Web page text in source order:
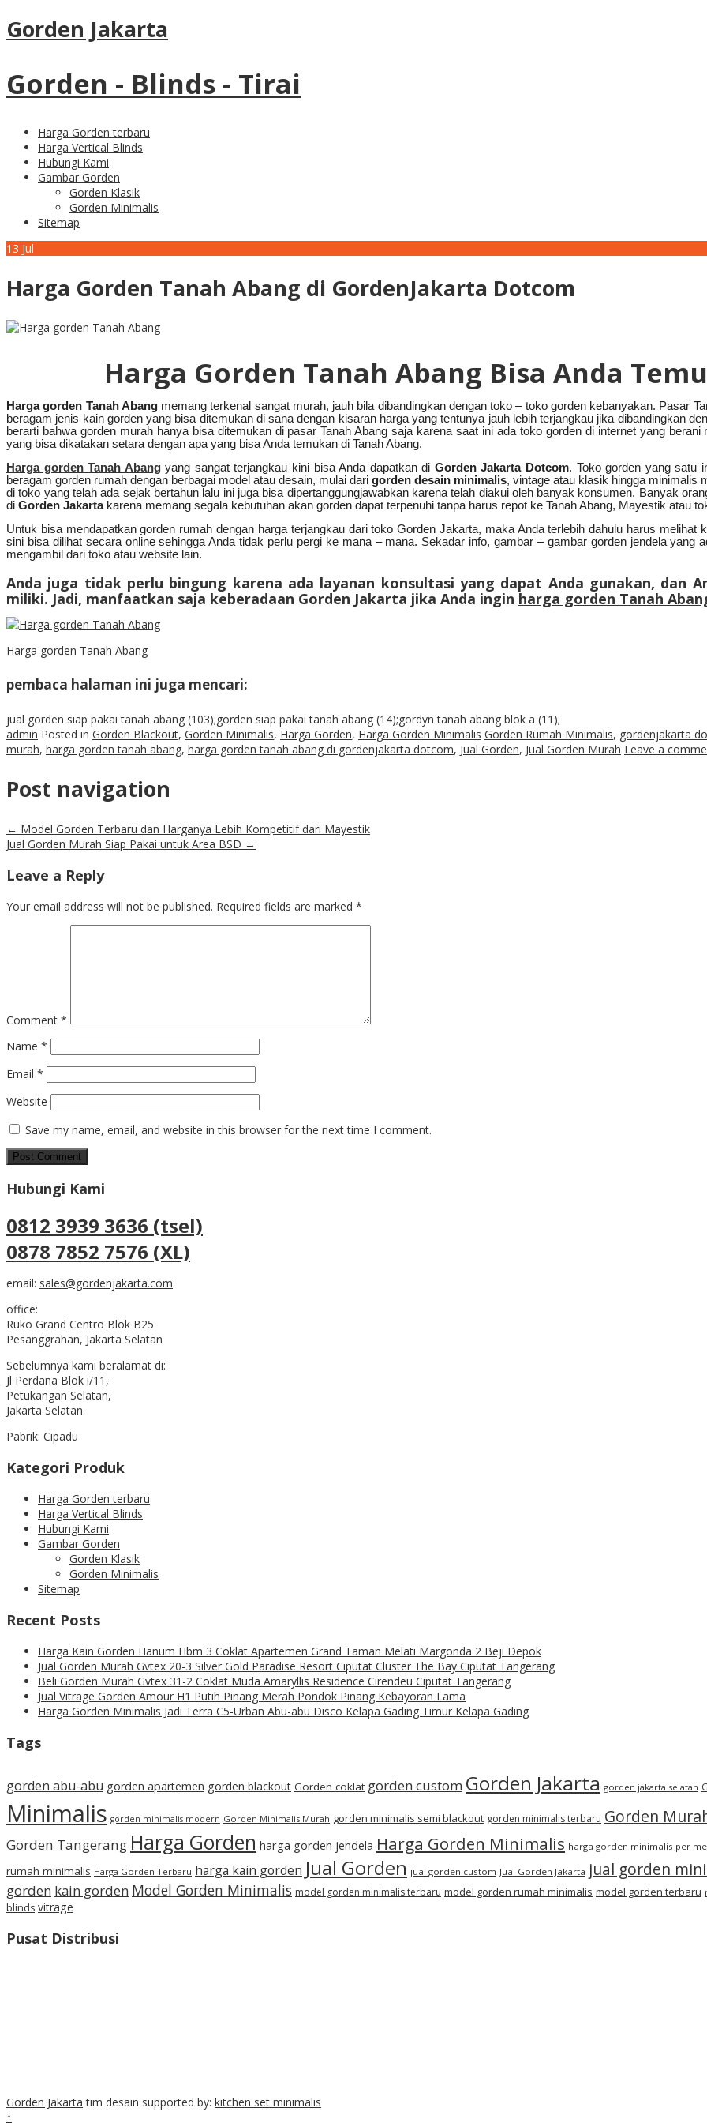
Gorden Jakarta
Gorden - Blinds - Tirai
Harga Gorden terbaru
Harga Vertical Blinds
Hubungi Kami
Gambar Gorden
Gorden Klasik
Gorden Minimalis
Sitemap
13 Jul
Harga Gorden Tanah Abang di GordenJakarta Dotcom
Harga Gorden Tanah Abang Bisa Anda
Harga gorden Tanah Abang memang terkenal sangat murah, jauh bila dibandingkan dengan toko – toko gorden kebanyakan. Pasar
beragam jenis kain gorden yang bisa ditemukan di sana dengan kisaran harga yang tentunya jauh lebih terjangkau jika dibandingkan
berarti bahwa gorden murah hanya bisa ditemukan di pasar Tanah Abang saja karena saat ini ada toko gorden di internet yang
yang bisa dikatakan setara dengan apa yang bisa Anda temukan di Tanah Abang.
Harga gorden Tanah Abang yang sangat terjangkau kini bisa Anda dapatkan di Gorden Jakarta Dotcom. Toko gorden yang satu
beragam gorden rumah dengan berbagai model atau desain, mulai dari gorden desain minimalis, vintage atau klasik hingga minimalis
di toko yang telah ada sejak bertahun lalu ini juga bisa dipertanggungjawabkan karena telah diakui oleh banyak konsumen. Banyak
di Gorden Jakarta karena memang segala kebutuhan akan gorden dapat terpenuhi tanpa harus repot ke Tanah Abang, Mayestik atau
Untuk bisa mendapatkan gorden rumah dengan harga terjangkau dari toko Gorden Jakarta, maka Anda terlebih dahulu harus
sini bisa dilihat secara online sehingga Anda tidak perlu pergi ke mana – mana. Sekadar info, gambar – gambar gorden jendela yang
mengambil dari toko atau website lain.
Anda juga tidak perlu bingung karena ada layanan konsultasi yang dapat Anda gunakan, dan
miliki. Jadi, manfaatkan saja keberadaan Gorden Jakarta jika Anda ingin harga gorden Tanah
Harga gorden Tanah Abang
pembaca halaman ini juga mencari:
jual gorden siap pakai tanah abang (103);gorden siap pakai tanah abang (14);gordyn tanah abang blok a (11);
admin Posted in Gorden Blackout, Gorden Minimalis, Harga Gorden, Harga Gorden Minimalis Gorden Rumah Minimalis, gordenjakarta
murah, harga gorden tanah abang, harga gorden tanah abang di gordenjakarta dotcom, Jual Gorden, Jual Gorden Murah Leave a
Post navigation
← Model Gorden Terbaru dan Harganya Lebih Kompetitif dari Mayestik
Jual Gorden Murah Siap Pakai untuk Area BSD →
Leave a Reply
Your email address will not be published. Required fields are marked *
Comment *
Name *
Email *
Website
Save my name, email, and website in this browser for the next time I comment.
Hubungi Kami
0812 3939 3636 (tsel)
0878 7852 7576 (XL)
email: sales@gordenjakarta.com
office:
Ruko Grand Centro Blok B25
Pesanggrahan, Jakarta Selatan
Sebelumnya kami beralamat di:
Jl Perdana Blok i/11,
Petukangan Selatan,
Jakarta Selatan
Pabrik: Cipadu
Kategori Produk
Harga Gorden terbaru
Harga Vertical Blinds
Hubungi Kami
Gambar Gorden
Gorden Klasik
Gorden Minimalis
Sitemap
Recent Posts
Harga Kain Gorden Hanum Hbm 3 Coklat Apartemen Grand Taman Melati Margonda 2 Beji Depok
Jual Gorden Murah Gvtex 20-3 Silver Gold Paradise Resort Ciputat Cluster The Bay Ciputat Tangerang
Beli Gorden Murah Gvtex 31-2 Coklat Muda Amaryllis Residence Cirendeu Ciputat Tangerang
Jual Vitrage Gorden Amour H1 Putih Pinang Merah Pondok Pinang Kebayoran Lama
Harga Gorden Minimalis Jadi Terra C5-Urban Abu-abu Disco Kelapa Gading Timur Kelapa Gading
Tags
gorden abu-abu gorden apartemen gorden blackout Gorden coklat gorden custom Gorden Jakarta gorden jakarta selatan
Minimalis gorden minimalis modern Gorden Minimalis Murah gorden minimalis semi blackout gorden minimalis terbaru Gorden
Gorden Tangerang Harga Gorden harga gorden jendela Harga Gorden Minimalis harga gorden minimalis per
rumah minimalis Harga Gorden Terbaru harga kain gorden Jual Gorden jual gorden custom Jual Gorden Jakarta jual gorden
gorden kain gorden Model Gorden Minimalis model gorden minimalis terbaru model gorden rumah minimalis model gorden terbaru
blinds vitrage
Pusat Distribusi
Gorden Jakarta tim desain supported by: kitchen set minimalis
↑